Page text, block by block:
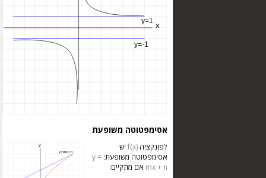
אסימפטוטה משופעת
לפונקציהf(x) יש
אסימפטוטה משופעת: y =
mx + n אם מתקיים: